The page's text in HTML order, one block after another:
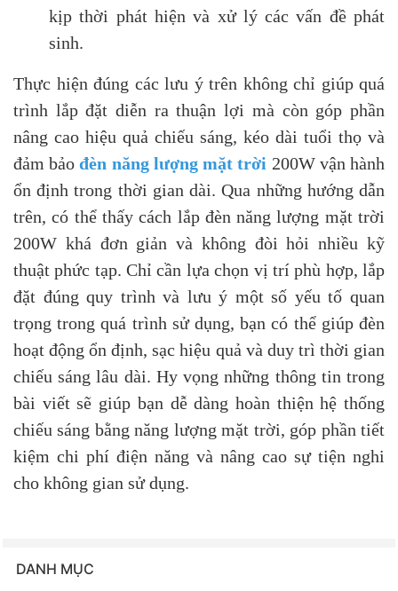
kịp thời phát hiện và xử lý các vấn đề phát
sinh.
Thực hiện đúng các lưu ý trên không chỉ giúp quá
trình lắp đặt diễn ra thuận lợi mà còn góp phần
nâng cao hiệu quả chiếu sáng, kéo dài tuổi thọ và
đảm bảođèn năng lượng mặt trời 200W vận hành
ổn định trong thời gian dài.Qua những hướng dẫn
trên, có thể thấy cách lắp đèn năng lượng mặt trời
200W khá đơn giản và không đòi hỏi nhiều kỹ
thuật phức tạp. Chỉ cần lựa chọn vị trí phù hợp, lắp
đặt đúng quy trình và lưu ý một số yếu tố quan
trọng trong quá trình sử dụng, bạn có thể giúp đèn
hoạt động ổn định, sạc hiệu quả và duy trì thời gian
chiếu sáng lâu dài. Hy vọng những thông tin trong
bài viết sẽ giúp bạn dễ dàng hoàn thiện hệ thống
chiếu sáng bằng năng lượng mặt trời, góp phần tiết
kiệm chi phí điện năng và nâng cao sự tiện nghi
cho không gian sử dụng.
DANH MỤC